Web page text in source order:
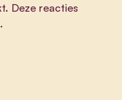
Deze reacties